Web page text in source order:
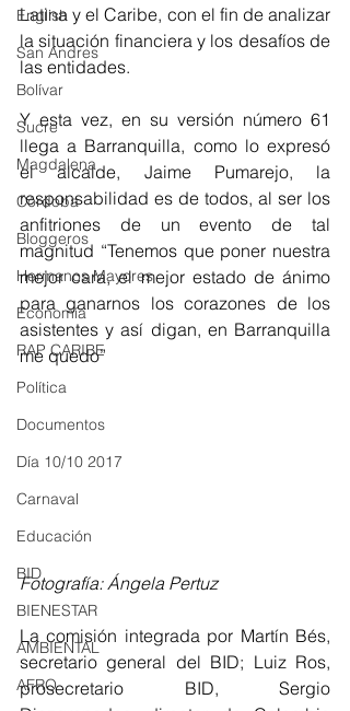
English
San Andres
Bolívar
Sucre
Magdalena
Córdoba
Bloggeros
Hermanos Mayores
Economía
RAP CARIBE
Política
Documentos
Día 10/10 2017
Carnaval
Educación
BID
BIENESTAR
AMBIENTAL
AFRO
Latina y el Caribe, con el fin de analizar
la situación financiera y los desafíos de
las entidades.
Y esta vez, en su versión número 61
llega a Barranquilla, como lo expresó
el alcalde, Jaime Pumarejo, la
responsabilidad es de todos, al ser los
anfitriones de un evento de tal
magnitud “Tenemos que poner nuestra
mejor cara, el mejor estado de ánimo
para ganarnos los corazones de los
asistentes y así digan, en Barranquilla
me quedo”
Fotografía: Ángela Pertuz
La comisión integrada por Martín Bés,
secretario general del BID; Luiz Ros,
prosecretario BID, Sergio